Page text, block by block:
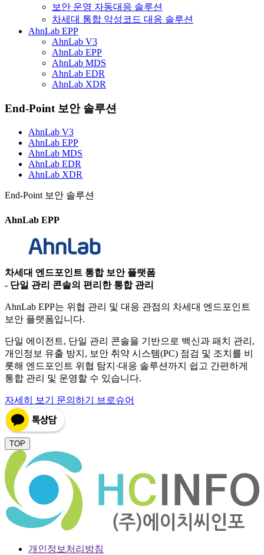
보안 운영 자동대응 솔루션
차세대 통합 악성코드 대응 솔루션
AhnLab EPP
AhnLab V3
AhnLab EPP
AhnLab MDS
AhnLab EDR
AhnLab XDR
End-Point 보안 솔루션
AhnLab V3
AhnLab EPP
AhnLab MDS
AhnLab EDR
AhnLab XDR
End-Point 보안 솔루션
AhnLab EPP
차세대 엔드포인트 통합 보안 플랫폼
- 단일 관리 콘솔의 편리한 통합 관리
AhnLab EPP는 위협 관리 및 대응 관점의 차세대 엔드포인트
보안 플랫폼입니다.
단일 에이전트, 단일 관리 콘솔을 기반으로 백신과 패치 관리,
개인정보 유출 방지, 보안 취약 시스템(PC) 점검 및 조치를 비
롯해 엔드포인트 위협 탐지·대응 솔루션까지 쉽고 간편하게
통합 관리 및 운영할 수 있습니다.
자세히 보기 문의하기 브로슈어
TOP
개인정보처리방침